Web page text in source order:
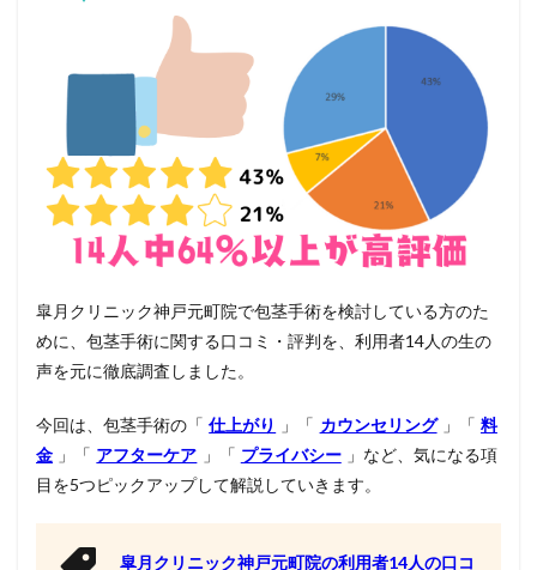
皐月クリニック神戸元町院で包茎手術を検討している方のた
めに、包茎手術に関する口コミ・評判を、利用者14人の生の
声を元に徹底調査しました。
今回は、包茎手術の「 仕上がり 」「 カウンセリング 」「 料
金 」「 アフターケア 」「 プライバシー 」など、気になる項
目を5つピックアップして解説していきます。
皐月クリニック神戸元町院の利用者14人の口コ